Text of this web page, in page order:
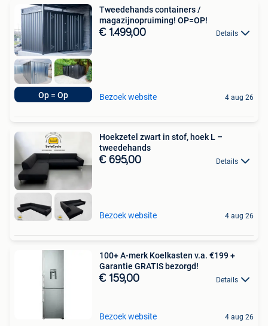
Op = Op
Tweedehands containers /
magazijnopruiming! OP=OP!
€ 1.499,00 Details
Bezoek website 4 aug 26
Hoekzetel zwart in stof, hoek L –
tweedehands
€ 695,00 Details
Bezoek website 4 aug 26
100+ A-merk Koelkasten v.a. €199 +
Garantie GRATIS bezorgd!
€ 159,00 Details
Bezoek website 4 aug 26